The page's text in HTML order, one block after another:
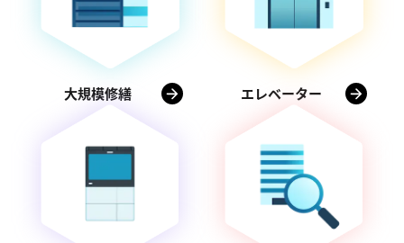
大規模修繕 エレベーター